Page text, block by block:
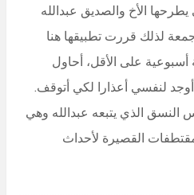
الأخ والصديق عبدالله
لذلك قررت تطبيقها هنا
على الأقل، أحاول
أوجد لنفسي أعذارا لكي أتوقف.
النسق الذي يتبعه عبدالله وهي
القصيرة لأحداث